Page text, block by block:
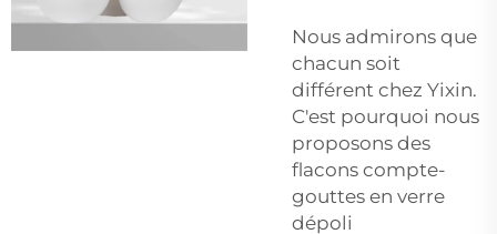
Nous admirons que
chacun soit
différent chez Yixin.
C'est pourquoi nous
proposons des
flacons compte-
gouttes en verre
dépoli